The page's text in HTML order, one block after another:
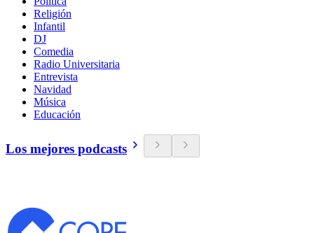
Religión
Infantil
DJ
Comedia
Radio Universitaria
Entrevista
Navidad
Música
Educación
Los mejores podcasts